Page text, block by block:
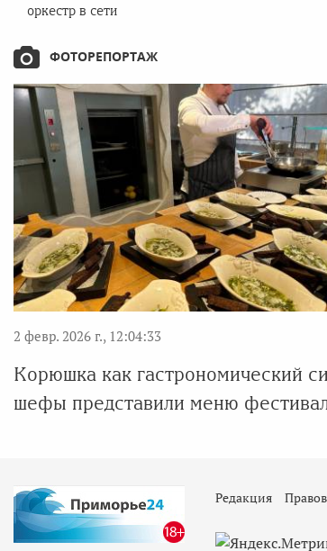
оркестр в сети
ФОТОРЕПОРТАЖ
2 февр. 2026 г., 12:04:33
Корюшка как гастрономический
шефы представили меню
Редакция